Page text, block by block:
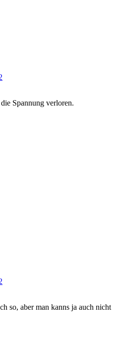
Spannung verloren.
so, aber man kanns ja auch nicht